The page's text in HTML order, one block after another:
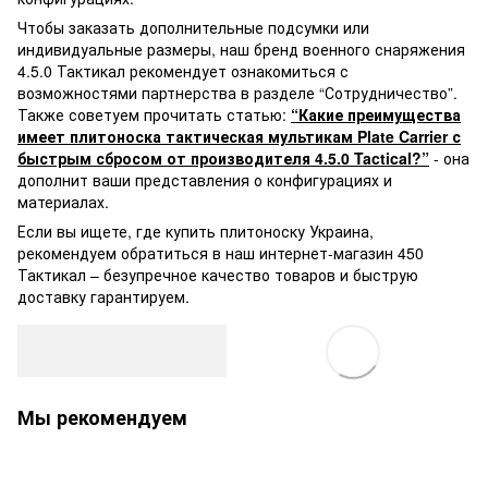
Чтобы заказать дополнительные подсумки или
индивидуальные размеры, наш бренд военного снаряжения
4.5.0 Тактикал рекомендует ознакомиться с
возможностями партнерства в разделе “Сотрудничество”.
Также советуем прочитать статью: “Какие преимущества
имеет плитоноска тактическая мультикам Plate Carrier с
быстрым сбросом от производителя 4.5.0 Tactical?” - она
​​дополнит ваши представления о конфигурациях и
материалах.
Если вы ищете, где купить плитоноску Украина,
рекомендуем обратиться в наш интернет-магазин 450
Тактикал – безупречное качество товаров и быструю
доставку гарантируем.
Мы рекомендуем